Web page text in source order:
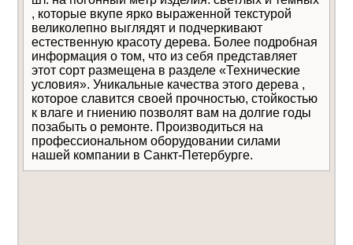
, которые вкупе ярко выраженной текстурой
великолепно выглядят и подчеркивают
естественную красоту дерева. Более подробная
информация о том, что из себя представляет
этот сорт размещена в разделе «Технические
условия». Уникальные качества этого дерева ,
которое славится своей прочностью, стойкостью
к влаге и гниению позволят вам на долгие годы
позабыть о ремонте. Производиться на
профессиональном оборудовании силами
нашей компании в Санкт-Петербурге.
Отправить Даюсогласие на обработку
персональных данных Уведомлять меня о
новых комментариях по электронной почте